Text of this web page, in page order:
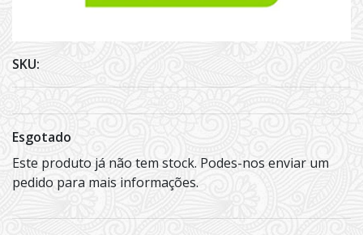
SKU:
Esgotado
Este produto já não tem stock. Podes-nos enviar um
pedido para mais informações.